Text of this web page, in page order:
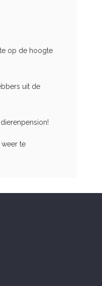
op de hoogte
uit de
te